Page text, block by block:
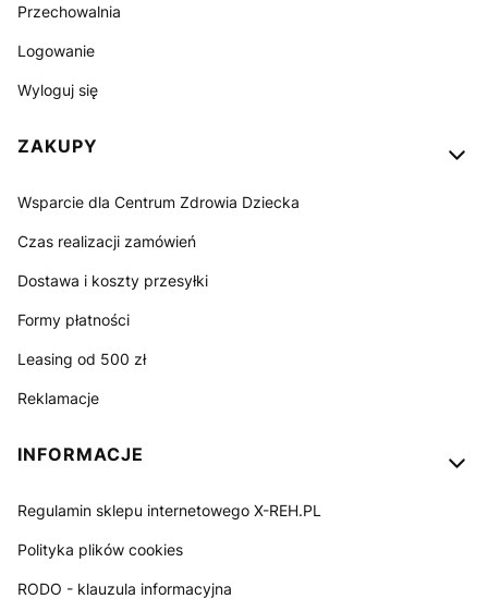
Przechowalnia
Logowanie
Wyloguj się
ZAKUPY
Wsparcie dla Centrum Zdrowia Dziecka
Czas realizacji zamówień
Dostawa i koszty przesyłki
Formy płatności
Leasing od 500 zł
Reklamacje
INFORMACJE
Regulamin sklepu internetowego X-REH.PL
Polityka plików cookies
RODO - klauzula informacyjna